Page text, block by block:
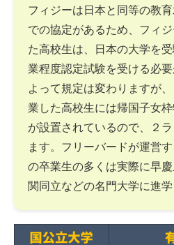
フィジーは日本と同等の教
での協定があるため、フィ
た高校生は、日本の大学を
業程度認定試験を受ける必
よって規定は変わりますが
業した高校生には帰国子女
が設置されているので、２
ます。フリーバードが運営
の卒業生の多くは実際に早
関同立などの名門大学に進学